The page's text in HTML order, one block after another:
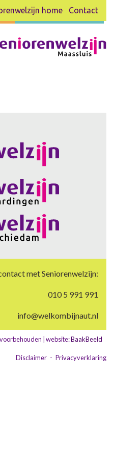
home Contact
met Seniorenwelzijn:
010 5 991 991
info@welkombijnaut.nl
| website:BaakBeeld
Disclaimer - Privacyverklaring